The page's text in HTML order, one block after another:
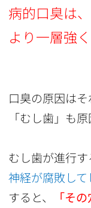
病的口臭は、
より一層強
口臭の原因はそ
「むし歯」も
むし歯が進行す
神経が腐敗して
すると、
「そ